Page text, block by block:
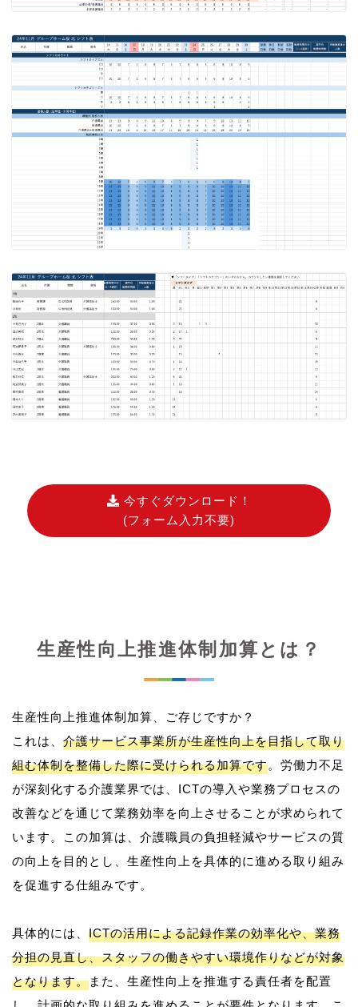
今すぐダウンロード！
(フォーム入力不要)
生産性向上推進体制加算とは？
生産性向上推進体制加算、ご存じですか？
これは、 介護サービス事業所が生産性向上を目指して取り
組む体制を整備した際に受けられる加算です。労働力不足
が深刻化する介護業界では、ICTの導入や業務プロセスの
改善などを通じて業務効率を向上させることが求められて
います。この加算は、介護職員の負担軽減やサービスの質
の向上を目的とし、生産性向上を具体的に進める取り組み
を促進する仕組みです。
具体的には、 ICTの活用による記録作業の効率化や、業務
分担の見直し、スタッフの働きやすい環境作りなどが対象
となります。また、生産性向上を推進する責任者を配置